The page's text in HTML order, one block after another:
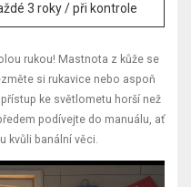
3 roky / při kontrole
rukou! Mastnota z kůže se
si rukavice nebo aspoň
ke světlometu horší než
podívejte do manuálu, ať
kvůli banální věci.